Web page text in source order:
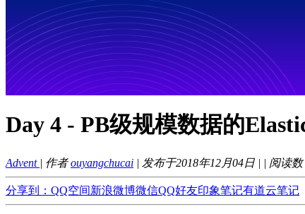
Day 4 - PB级规模数据的
Advent | 作者ouyangchucai | 发布于2018年12月04日 | | 阅读数
分享到： QQ空间新浪微博微信QQ好友印象笔记有道云笔记